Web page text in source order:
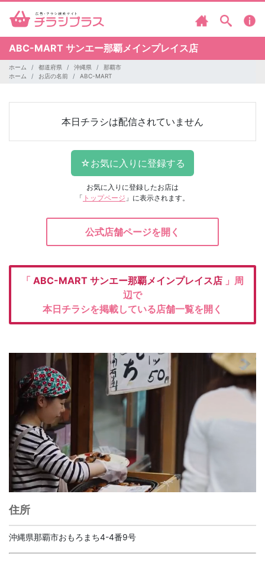
ABC-MART サンエー那覇メインプレイス店
ホーム 都道府県 沖縄県
那覇市
ホーム
お店の名前 ABC-MART
本日チラシは配信されていません
お気に入りに登録したお店は
「 トップページ 」に表示されます。
公式店舗ページを開く
「 ABC-MART サンエー那覇メインプレイス店 」周
辺で
本日チラシを掲載している店舗一覧を開く
住所
沖縄県那覇市おもろまち4-4番9号